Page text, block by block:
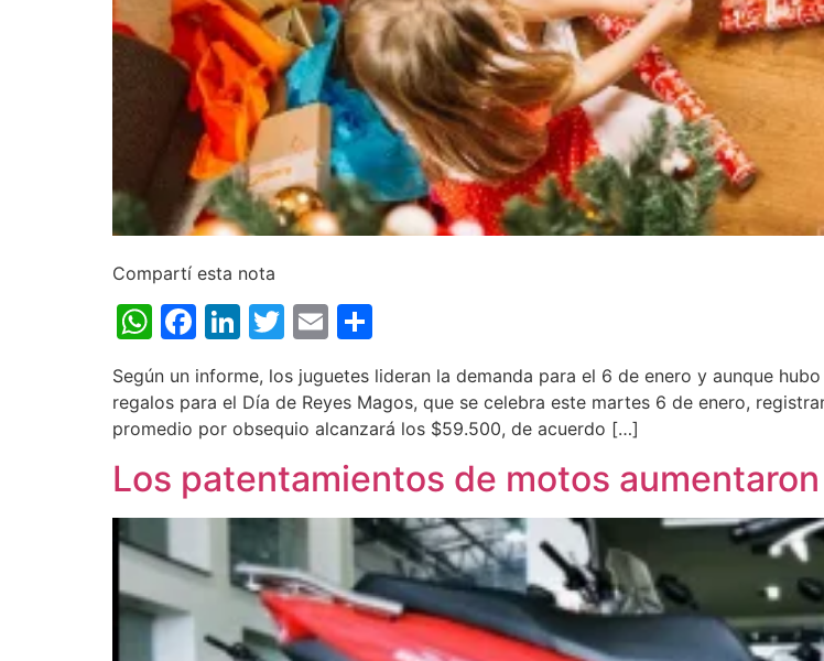
Compartí esta nota
WhatsApp
Facebook
LinkedIn
Twitter
Email
Según un informe, los juguetes lideran la demanda para el 6 de enero y aunque
regalos para el Día de Reyes Magos, que se celebra este martes 6 de enero,
promedio por obsequio alcanzará los $59.500, de acuerdo […]
Los patentamientos de motos